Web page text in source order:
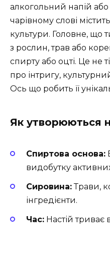
алкогольний напій
чарівному слові
культури. Головне, що
з рослин, трав або
спирту або оцті. Це не
про інтригу,
Ось що робить її
Як утворюються
Спиртова основа:
видобутку
Сировина:Трави,
інгредієнти.
Час: Настій триває